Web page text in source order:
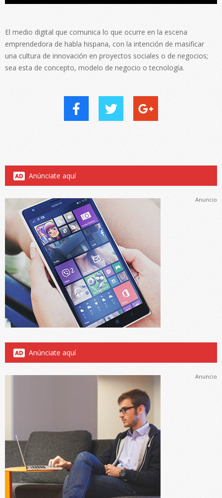
El medio digital que comunica lo que ocurre en la escena
emprendedora de habla hispana, con la intención de masificar
una cultura de innovación en proyectos sociales o de negocios;
sea esta de concepto, modelo de negocio o tecnología.
Anúnciate aquí
Anuncio
Anúnciate aquí
Anuncio